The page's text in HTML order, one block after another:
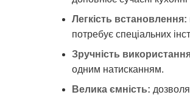
Легкість встановлення:
потребує спеціальних
Зручність
одним натисканням.
Велика ємність: